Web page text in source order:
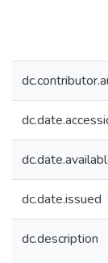
dc.date.issued
dc.description